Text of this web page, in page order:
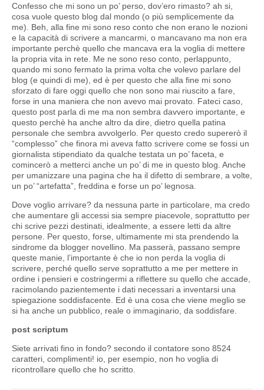
Confesso che mi sono un po’ perso, dov’ero rimasto? ah si,
cosa vuole questo blog dal mondo (o più semplicemente da
me). Beh, alla fine mi sono reso conto che non erano le nozioni
e la capacità di scrivere a mancarmi, o mancavano ma non era
importante perchè quello che mancava era la voglia di mettere
la propria vita in rete. Me ne sono reso conto, perlappunto,
quando mi sono fermato la prima volta che volevo parlare del
blog (e quindi di me), ed è per questo che alla fine mi sono
sforzato di fare oggi quello che non sono mai riuscito a fare,
forse in una maniera che non avevo mai provato. Fateci caso,
questo post parla di me ma non sembra davvero importante, e
questo perchè ha anche altro da dire, dietro quella patina
personale che sembra avvolgerlo. Per questo credo supererò il
“complesso” che finora mi aveva fatto scrivere come se fossi un
giornalista stipendiato da qualche testata un po’ faceta, e
comincerò a metterci anche un po’ di me in questo blog. Anche
per umanizzare una pagina che ha il difetto di sembrare, a volte,
un po’ “artefatta”, freddina e forse un po’ legnosa.
Dove voglio arrivare? da nessuna parte in particolare, ma credo
che aumentare gli accessi sia sempre piacevole, soprattutto per
chi scrive pezzi destinati, idealmente, a essere letti da altre
persone. Per questo, forse, ultimamente mi sta prendendo la
sindrome da blogger novellino. Ma passerà, passano sempre
queste manie, l’importante è che io non perda la voglia di
scrivere, perché quello serve soprattutto a me per mettere in
ordine i pensieri e costringermi a riflettere su quello che accade,
racimolando pazientemente i dati necessari a inventarsi una
spiegazione soddisfacente. Ed è una cosa che viene meglio se
si ha anche un pubblico, reale o immaginario, da soddisfare.
post scriptum
Siete arrivati fino in fondo? secondo il contatore sono 8524
caratteri, complimenti! io, per esempio, non ho voglia di
ricontrollare quello che ho scritto.